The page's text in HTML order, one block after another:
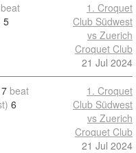
beat
5
1. Croquet
Club Südwest
vs Zuerich
Croquet Club
21 Jul 2024
7 beat
6
1. Croquet
Club Südwest
vs Zuerich
Croquet Club
21 Jul 2024